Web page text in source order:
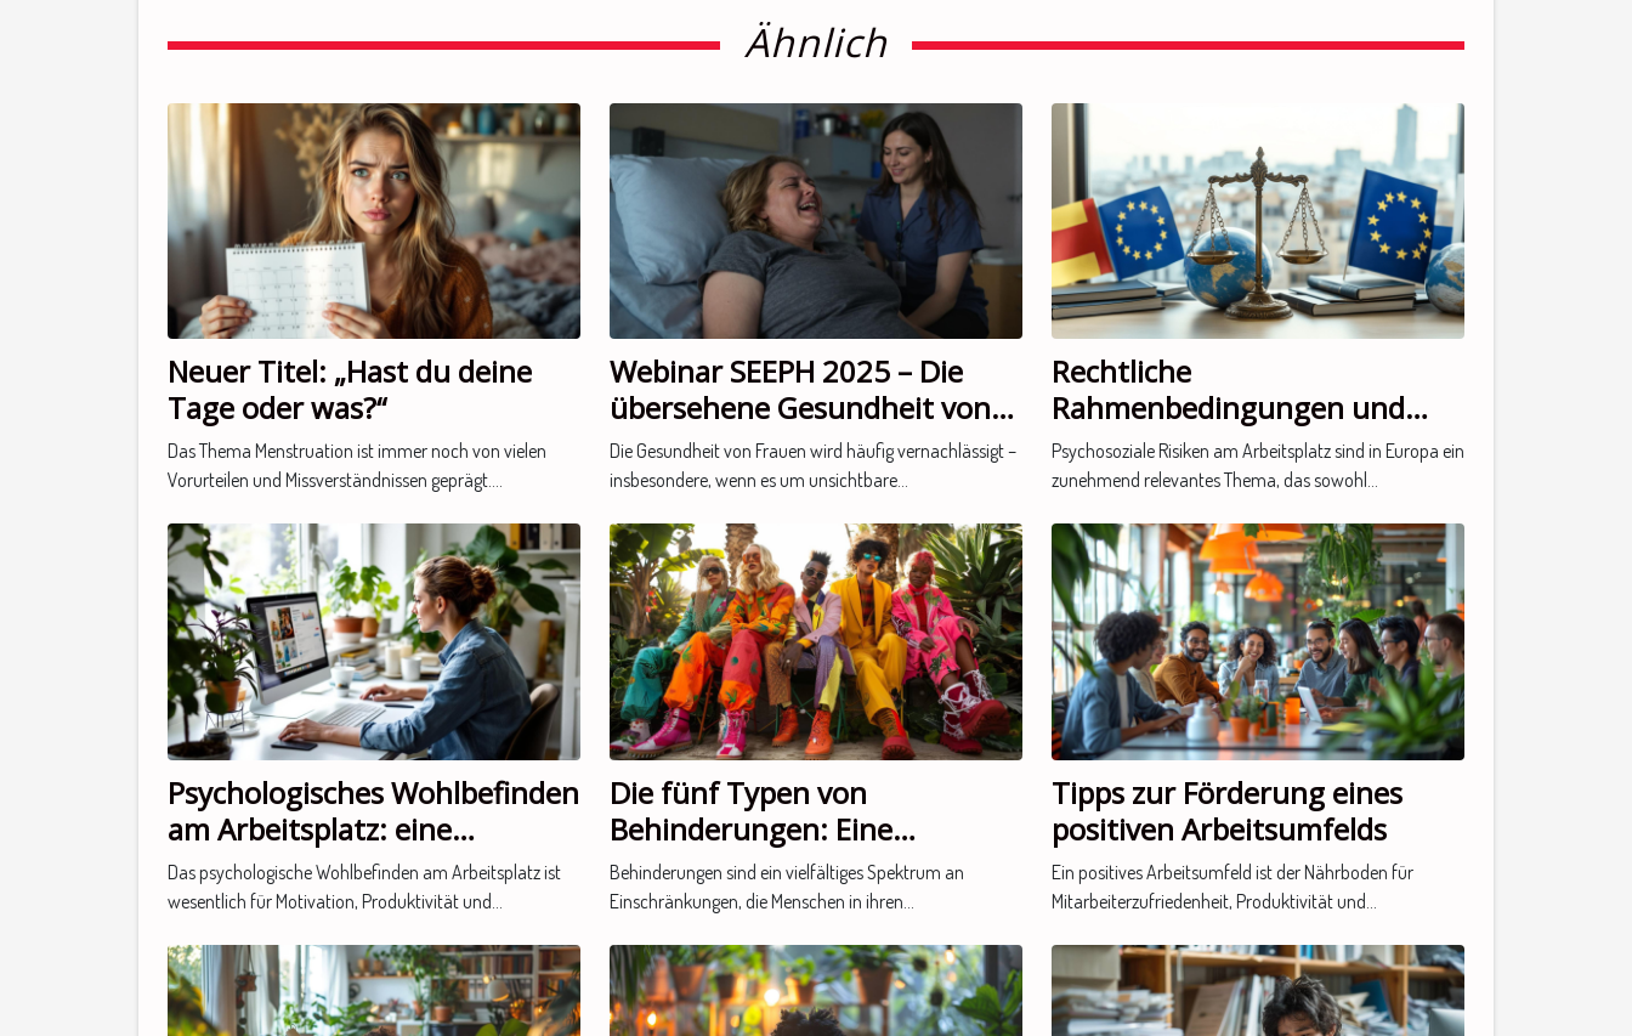
Ähnlich
Neuer Titel: „Hast du deine
Tage oder was?“
Das Thema Menstruation ist immer noch von vielen
Vorurteilen und Missverständnissen geprägt....
Webinar SEEPH 2025 – Die
übersehene Gesundheit von
Frauen: Endometriose als
unsichtbare Behinderung
Die Gesundheit von Frauen wird häufig vernachlässigt –
insbesondere, wenn es um unsichtbare...
Rechtliche
Rahmenbedingungen und
nationale Strategien zur
Prävention psychosozialer
Risiken in Europa:
Erkenntnisse aus sechs
nationalen Beispielen
Psychosoziale Risiken am Arbeitsplatz sind in Europa ein
zunehmend relevantes Thema, das sowohl...
Psychologisches Wohlbefinden
am Arbeitsplatz: eine
Betrachtung der Grundlagen
Das psychologische Wohlbefinden am Arbeitsplatz ist
wesentlich für Motivation, Produktivität und...
Die fünf Typen von
Behinderungen: Eine
bedeutungslose
Etikettierung?
Behinderungen sind ein vielfältiges Spektrum an
Einschränkungen, die Menschen in ihren...
Tipps zur Förderung eines
positiven Arbeitsumfelds
Ein positives Arbeitsumfeld ist der Nährboden für
Mitarbeiterzufriedenheit, Produktivität und...